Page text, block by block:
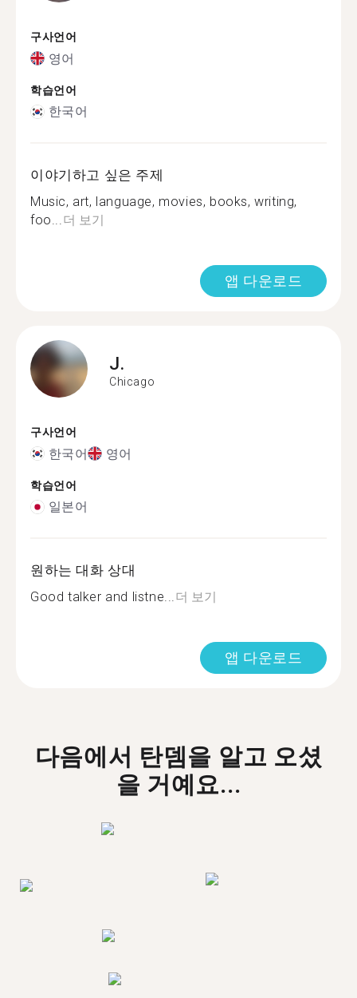
구사언어
영어
학습언어
한국어
이야기하고 싶은 주제
Music, art, language, movies, books, writing,
foo...더 보기
앱 다운로드
J.
Chicago
구사언어
한국어 영어
학습언어
일본어
원하는 대화 상대
Good talker and listne...더 보기
앱 다운로드
다음에서 탄뎀을 알고 오셨
을 거예요...